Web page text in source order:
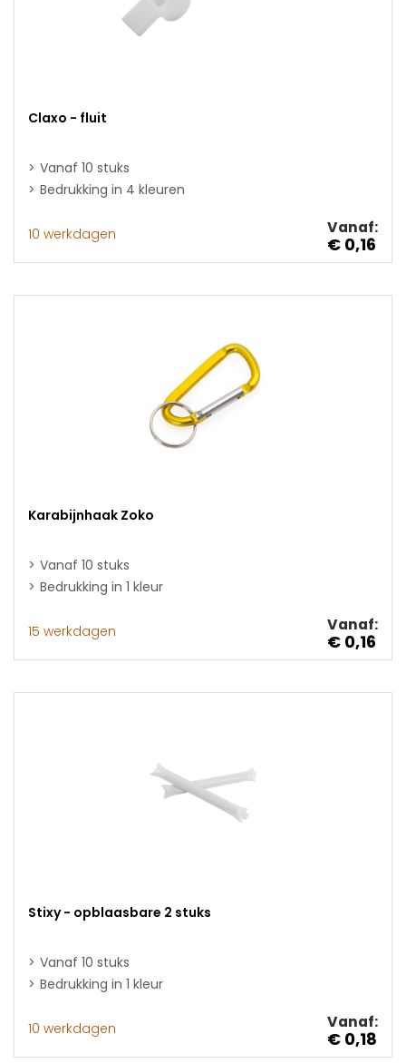
Claxo - fluit
Vanaf 10 stuks
Bedrukking in 4 kleuren
10 werkdagen Vanaf:
€ 0,16
Karabijnhaak Zoko
Vanaf 10 stuks
Bedrukking in 1 kleur
15 werkdagen Vanaf:
€ 0,16
Stixy - opblaasbare 2 stuks
Vanaf 10 stuks
Bedrukking in 1 kleur
10 werkdagen Vanaf:
€ 0,18